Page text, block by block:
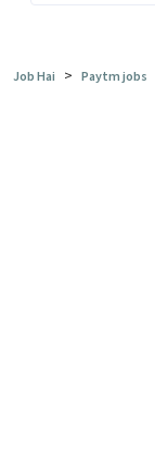
Job Hai > Paytm jobs